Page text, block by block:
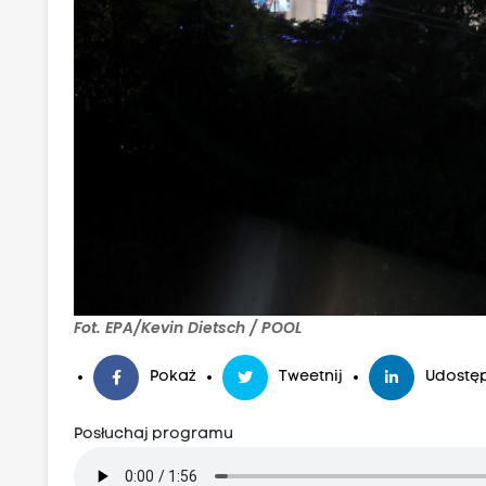
Fot. EPA/Kevin Dietsch / POOL
Pokaż Tweetnij
Posłuchaj programu